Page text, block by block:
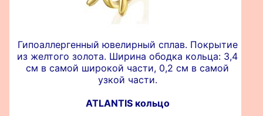
Гипоаллергенный ювелирный сплав. Покрытие
из желтого золота. Ширина ободка кольца: 3,4
см в самой широкой части, 0,2 см в самой
узкой части.
ATLANTIS кольцо